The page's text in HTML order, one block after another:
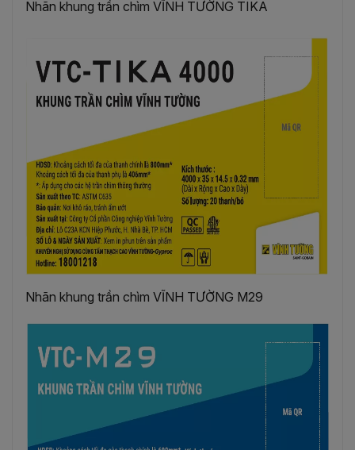
Nhãn khung trần chìm VĨNH TƯỜNG TIKA
Nhãn khung trần chìm VĨNH TƯỜNG M29